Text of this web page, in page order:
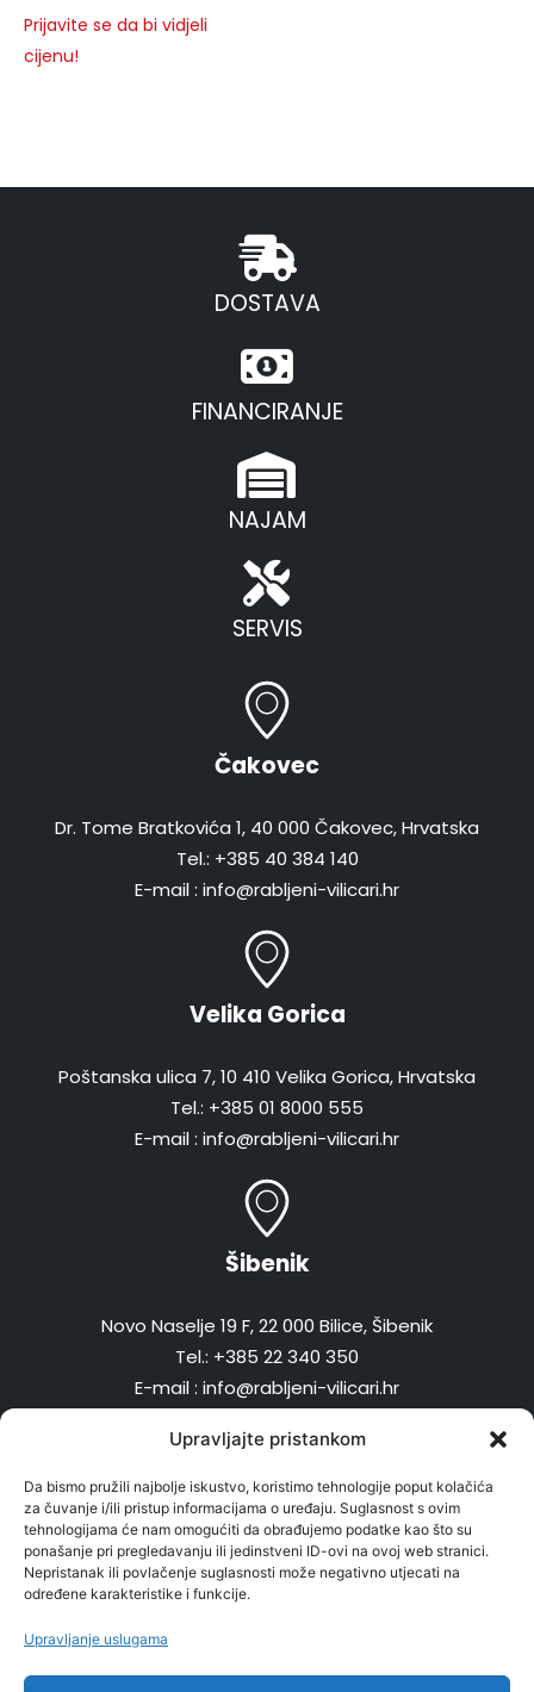
Upravljajte pristankom
Da bismo pružili najbolje iskustvo, koristimo tehnologije poput kolačića
za čuvanje i/ili pristup informacijama o uređaju. Suglasnost s ovim
tehnologijama će nam omogućiti da obrađujemo podatke kao što su
ponašanje pri pregledavanju ili jedinstveni ID-ovi na ovoj web stranici.
Nepristanak ili povlačenje suglasnosti može negativno utjecati na
određene karakteristike i funkcije.
Upravljanje uslugama
Prijavite se da bi vidjeli
cijenu!
DOSTAVA
FINANCIRANJE
NAJAM
SERVIS
Čakovec
Dr. Tome Bratkovića 1, 40 000 Čakovec, Hrvatska
Tel.: +385 40 384 140
E-mail : info@rabljeni-vilicari.hr
Velika Gorica
Poštanska ulica 7, 10 410 Velika Gorica, Hrvatska
Tel.: +385 01 8000 555
E-mail : info@rabljeni-vilicari.hr
Šibenik
Novo Naselje 19 F, 22 000 Bilice, Šibenik
Tel.: +385 22 340 350
E-mail : info@rabljeni-vilicari.hr
Radno vrijeme
Pon – pet: 08:00 – 16:00
Politika zaštite osobnih podataka kupaca i poslovnih partnera
Pravilnik o zaštiti, obradi i postupanju s osobnim podacima